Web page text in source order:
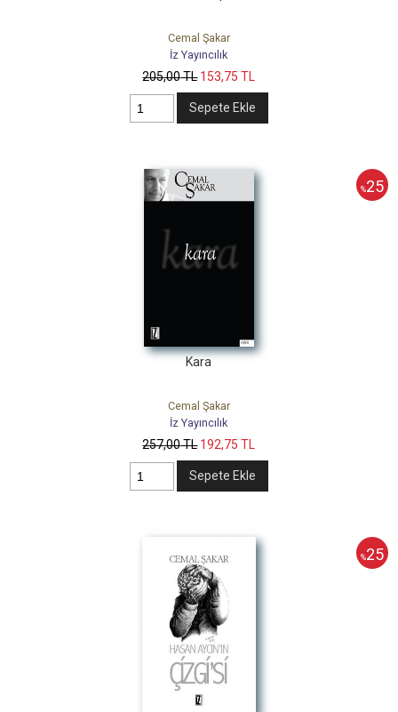
Cemal Şakar
İz Yayıncılık
205,00TL 153,75 TL
Sepete Ekle
%25
Kara
Cemal Şakar
İz Yayıncılık
257,00TL 192,75 TL
Sepete Ekle
%25